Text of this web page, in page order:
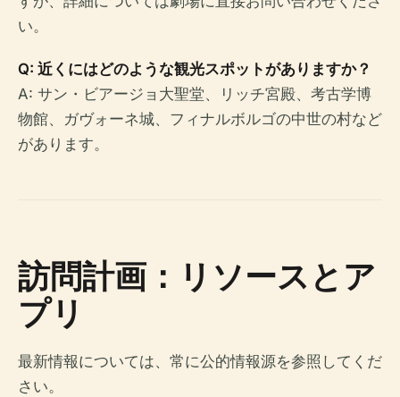
い。
Q: 近くにはどのような観光スポットがありますか？
A: サン・ビアージョ大聖堂、リッチ宮殿、考古学博
物館、ガヴォーネ城、フィナルボルゴの中世の村など
があります。
訪問計画：リソースとア
プリ
最新情報については、常に公的情報源を参照してくだ
さい。